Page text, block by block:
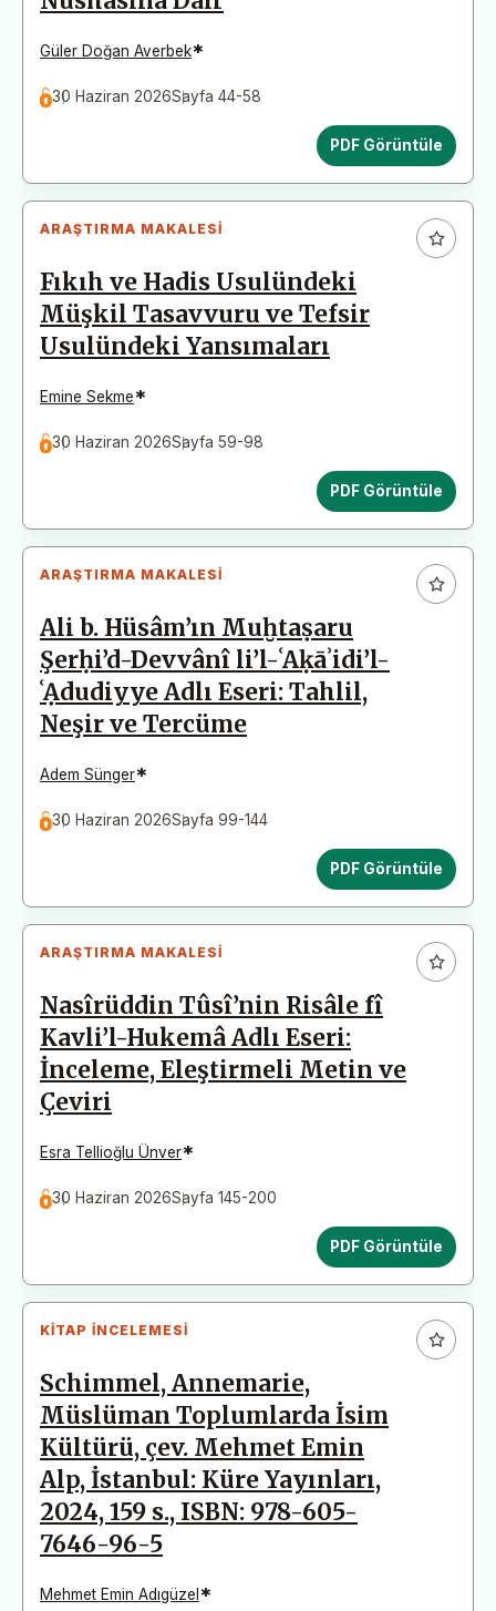
Güler Doğan Averbek*
30 Haziran 2026Sayfa 44-58
PDF Görüntüle
ARAŞTIRMA MAKALESI
Fıkıh ve Hadis Usulündeki
Müşkil Tasavvuru ve Tefsir
Usulündeki Yansımaları
Emine Sekme*
30 Haziran 2026Sayfa 59-98
PDF Görüntüle
ARAŞTIRMA MAKALESI
Ali b. Hüsâm’ın Muḫtaṣaru
Şerḥi’d-Devvânî li’l-ʿAḳāʾidi’l-
ʿẠdudiyye Adlı Eseri: Tahlil,
Neşir ve Tercüme
Adem Sünger*
30 Haziran 2026Sayfa 99-144
PDF Görüntüle
ARAŞTIRMA MAKALESI
Nasîrüddin Tûsî’nin Risâle fî
Kavli’l-Hukemâ Adlı Eseri:
İnceleme, Eleştirmeli Metin ve
Çeviri
Esra Tellioğlu Ünver*
30 Haziran 2026Sayfa 145-200
PDF Görüntüle
KITAP İNCELEMESI
Schimmel, Annemarie,
Müslüman Toplumlarda İsim
Kültürü, çev. Mehmet Emin
Alp, İstanbul: Küre Yayınları,
2024, 159 s., ISBN: 978-605-
7646-96-5
Mehmet Emin Adıgüzel *